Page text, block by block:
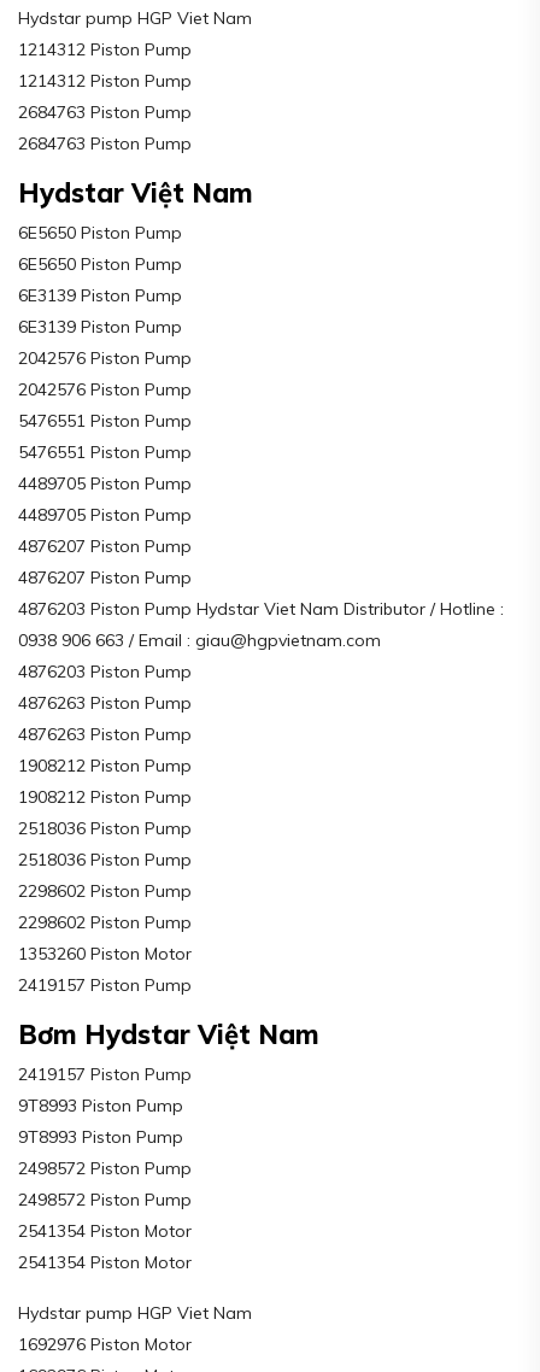
Hydstar pump HGP Viet Nam
1214312 Piston Pump
1214312 Piston Pump
2684763 Piston Pump
2684763 Piston Pump
Hydstar Việt Nam
6E5650 Piston Pump
6E5650 Piston Pump
6E3139 Piston Pump
6E3139 Piston Pump
2042576 Piston Pump
2042576 Piston Pump
5476551 Piston Pump
5476551 Piston Pump
4489705 Piston Pump
4489705 Piston Pump
4876207 Piston Pump
4876207 Piston Pump
4876203 Piston Pump Hydstar Viet Nam Distributor / Hotline :
0938 906 663 / Email : giau@hgpvietnam.com
4876203 Piston Pump
4876263 Piston Pump
4876263 Piston Pump
1908212 Piston Pump
1908212 Piston Pump
2518036 Piston Pump
2518036 Piston Pump
2298602 Piston Pump
2298602 Piston Pump
1353260 Piston Motor
2419157 Piston Pump
Bơm Hydstar Việt Nam
2419157 Piston Pump
9T8993 Piston Pump
9T8993 Piston Pump
2498572 Piston Pump
2498572 Piston Pump
2541354 Piston Motor
2541354 Piston Motor
Hydstar pump HGP Viet Nam
1692976 Piston Motor